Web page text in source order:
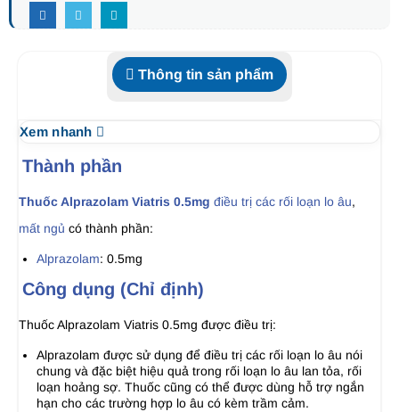
Thông tin sản phẩm
Xem nhanh
Thành phần
Thuốc Alprazolam Viatris 0.5mg điều trị các rối loạn lo âu,
mất ngủ có thành phần:
Alprazolam: 0.5mg
Công dụng (Chỉ định)
Thuốc Alprazolam Viatris 0.5mg được điều trị:
Alprazolam được sử dụng để điều trị các rối loạn lo âu nói
chung và đặc biệt hiệu quả trong rối loạn lo âu lan tỏa, rối
loạn hoảng sợ. Thuốc cũng có thể được dùng hỗ trợ ngắn
hạn cho các trường hợp lo âu có kèm trầm cảm.